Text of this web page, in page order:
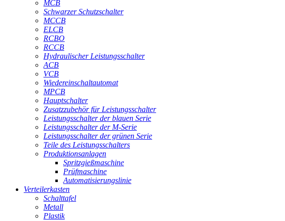
MCB
Schwarzer Schutzschalter
MCCB
ELCB
RCBO
RCCB
Hydraulischer Leistungsschalter
ACB
VCB
Wiedereinschaltautomat
MPCB
Hauptschalter
Zusatzzubehör für Leistungsschalter
Leistungsschalter der blauen Serie
Leistungsschalter der M-Serie
Leistungsschalter der grünen Serie
Teile des Leistungsschalters
Produktionsanlagen
Spritzgießmaschine
Prüfmaschine
Automatisierungslinie
Verteilerkasten
Schalttafel
Metall
Plastik